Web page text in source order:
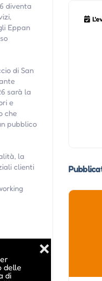
delle
di
❌
diventa
Eppan
di San
sarà la
e
che
pubblico
la
clienti